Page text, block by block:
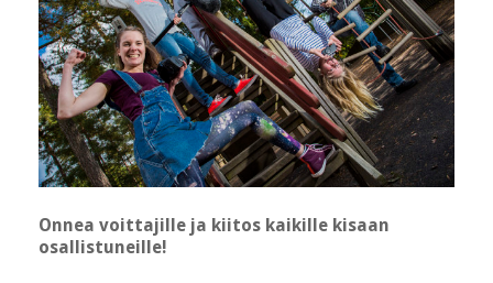
Onnea voittajille ja kiitos kaikille kisaan
osallistuneille!